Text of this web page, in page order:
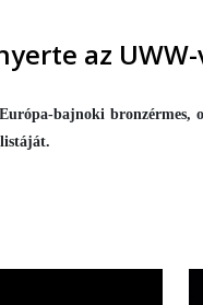
az
bajnoki